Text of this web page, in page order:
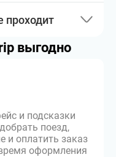
проходит
выгодно
и подсказки
поезд,
и оплатить заказ
оформления